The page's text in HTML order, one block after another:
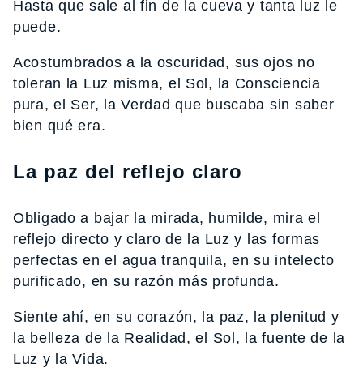
Hasta que sale al fin de la cueva y tanta luz le
puede.
Acostumbrados a la oscuridad, sus ojos no
toleran la Luz misma, el Sol, la Consciencia
pura, el Ser, la Verdad que buscaba sin saber
bien qué era.
La paz del reflejo claro
Obligado a bajar la mirada, humilde, mira el
reflejo directo y claro de la Luz y las formas
perfectas en el agua tranquila, en su intelecto
purificado, en su razón más profunda.
Siente ahí, en su corazón, la paz, la plenitud y
la belleza de la Realidad, el Sol, la fuente de la
Luz y la Vida.